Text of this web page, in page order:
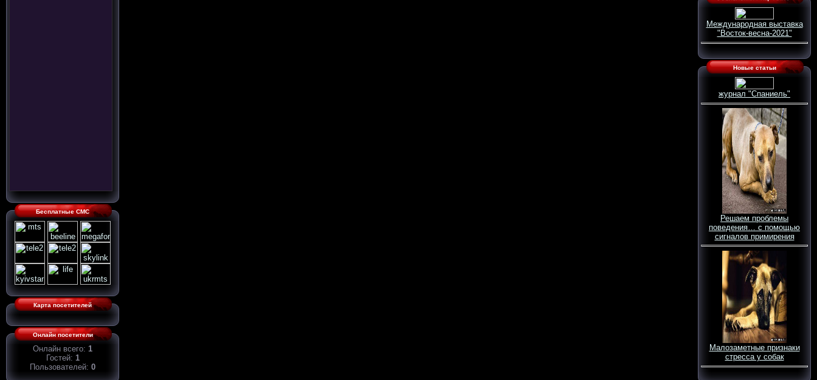
Бесплатные СМС
Карта посетителей
Онлайн посетители
Онлайн всего: 1
Гостей: 1
Пользователей: 0
Международная выставка
"Восток-весна-2021"
Новые статьи
журнал "Спаниель"
Решаем проблемы
поведения… с помощью
сигналов примирения
Малозаметные признаки
стресса у собак